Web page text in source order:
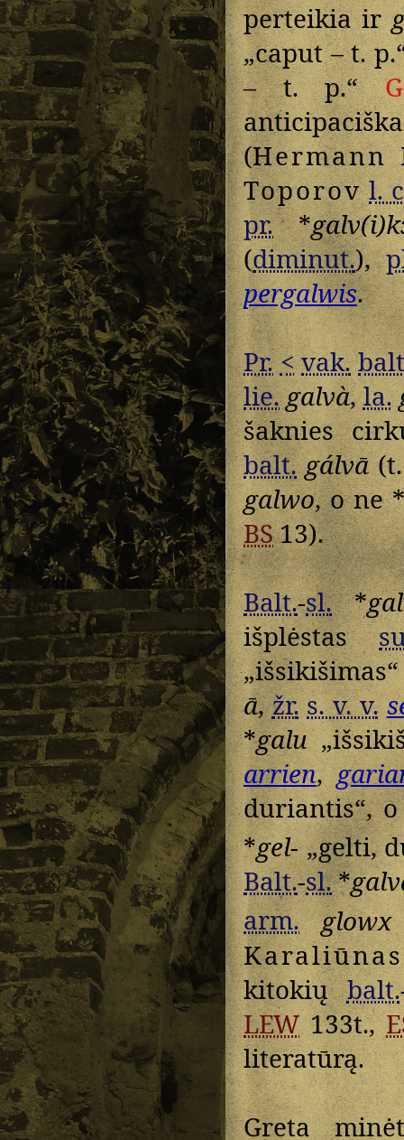
perteikia ir
„caput – t.
– t. p.“
(Hermann
Toporov l.
pr.*
(diminut.),
pergalwis.
Pr. < vak.
lie.galvà,la.
šaknies
balt. gálvā(t.
galwo, o ne *
BS13).
Balt.-sl.*
išplėstas
ā,žr. s. v. v.
*galu
arrien,
duriantis“,
*gel-„gelti,
Balt.-sl.*
arm.
glowx
Karaliūnas
kitokiųbalt.
LEW133t.,
literatūrą.
Greta